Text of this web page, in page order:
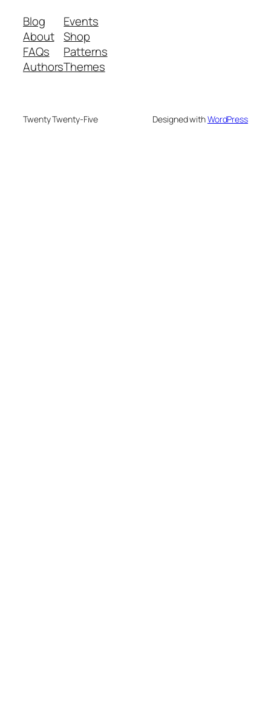
Blog
About
FAQs
Authors
Events
Shop
Patterns
Themes
Twenty Twenty-Five Designed withWordPress